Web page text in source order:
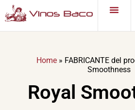
Home » FABRICANTE del
Smoothness
Royal